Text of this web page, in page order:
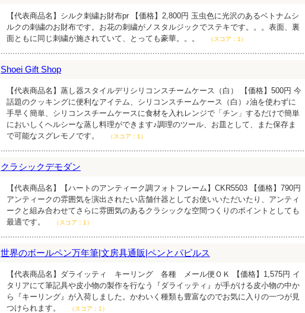
【代表商品名】シルク刺繍お財布pr 【価格】2,800円 玉虫色に光沢のあるベトナムシ
ルクの刺繍のお財布です。お花の刺繍がノスタルジックでステキです。。。表面、裏
面ともに同じ刺繍が施されていて、とっても豪華。。。
（スコア：1）
Shoei Gift Shop
【代表商品名】蒸し器スタイルデリシリコンスチームケース（白） 【価格】500円 今
話題のクッキングに便利なアイテム、シリコンスチームケース（白）♪油を使わずに
手早く簡単、シリコンスチームケースに食材を入れレンジで「チン」するだけで簡単
においしくヘルシーな蒸し料理ができます♪調理のツール、お皿として、また保存ま
で可能なスグレモノです。
（スコア：1）
クラシックデモダン
【代表商品名】【ハートのアンティーク調フォトフレーム】CKR5503 【価格】790円
アンティークの雰囲気を演出されたい店舗什器としてお使いいただいたり、アンティ
ークと組み合わせてさらに雰囲気のあるクラシックな空間つくりのポイントとしても
最適です。
（スコア：1）
世界のボールペン万年筆|文房具通販|ペンとパピルス
【代表商品名】ダライッティ キーリング 各種 メール便ＯＫ 【価格】1,575円 イ
タリアにて筆記具や皮小物の製作を行なう『ダライッティ』が手がける皮小物の中か
ら『キーリング』が入荷しました。かわいく種類も豊富なのでお気に入りの一つが見
つけられます。
（スコア：1）